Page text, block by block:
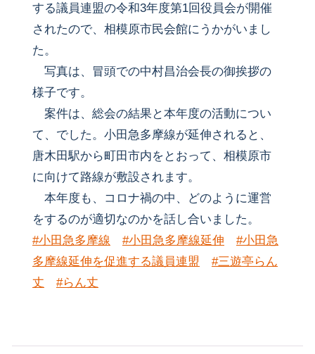
する議員連盟の令和3年度第1回役員会が開催
されたので、相模原市民会館にうかがいまし
た。
写真は、冒頭での中村昌治会長の御挨拶の
様子です。
案件は、総会の結果と本年度の活動につい
て、でした。小田急多摩線が延伸されると、
唐木田駅から町田市内をとおって、相模原市
に向けて路線が敷設されます。
本年度も、コロナ禍の中、どのように運営
をするのが適切なのかを話し合いました。
#小田急多摩線
#小田急多摩線延伸
#小田急
多摩線延伸を促進する議員連盟
#三遊亭らん
丈
#らん丈